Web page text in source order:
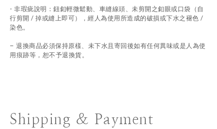
- 非瑕疵說明：鈕釦輕微鬆動、車縫線頭、未剪開之釦眼或口袋（自
行剪開 / 掉或縫上即可），經人為使用所造成的破損或下水之褪色 /
染色。
- 退換商品必須保持原樣、未下水且 寄回後如有任何異味或是人為使
用痕跡等 ， 恕不予退換貨。
Shipping & Payment